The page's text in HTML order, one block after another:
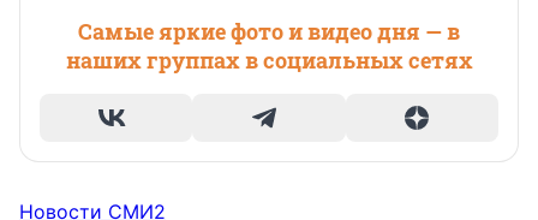
Самые яркие фото и видео дня — в
наших группах в социальных сетях
Новости СМИ2